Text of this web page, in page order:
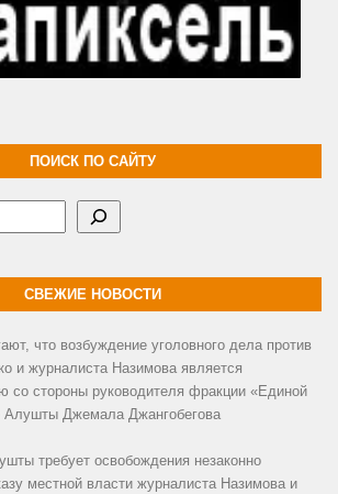
ПОИСК ПО САЙТУ
СВЕЖИЕ НОВОСТИ
что возбуждение уголовного дела против
и журналиста Назимова является
со стороны руководителя фракции «Единой
Алушты Джемала Джангобегова
требует освобождения незаконно
местной власти журналиста Назимова и